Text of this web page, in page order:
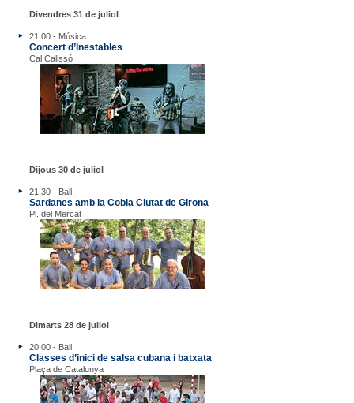
Divendres 31 de juliol
21.00 - Música
Concert d’Inestables
Cal Calissó
Dijous 30 de juliol
21.30 - Ball
Sardanes amb la Cobla Ciutat de Girona
Pl. del Mercat
Dimarts 28 de juliol
20.00 - Ball
Classes d’inici de salsa cubana i batxata
Plaça de Catalunya